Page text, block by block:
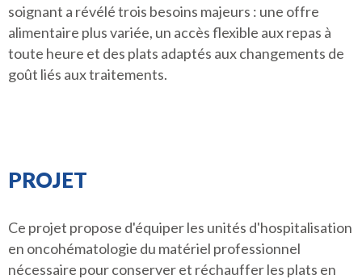
soignant a révélé trois besoins majeurs : une offre
alimentaire plus variée, un accès flexible aux repas à
toute heure et des plats adaptés aux changements de
goût liés aux traitements.
PROJET
Ce projet propose d'équiper les unités d'hospitalisation
en oncohématologie du matériel professionnel
nécessaire pour conserver et réchauffer les plats en